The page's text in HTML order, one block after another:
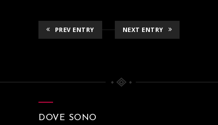
PREV ENTRY NEXT ENTRY
DOVE SONO